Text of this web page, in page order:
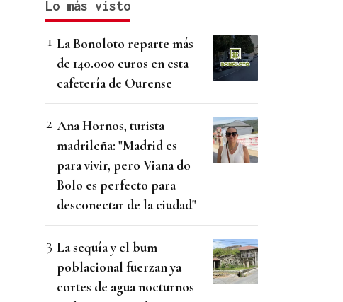
Lo más visto
La Bonoloto reparte más
de 140.000 euros en esta
cafetería de Ourense
Ana Hornos, turista
madrileña: "Madrid es
para vivir, pero Viana do
Bolo es perfecto para
desconectar de la ciudad"
La sequía y el bum
poblacional fuerzan ya
cortes de agua nocturnos